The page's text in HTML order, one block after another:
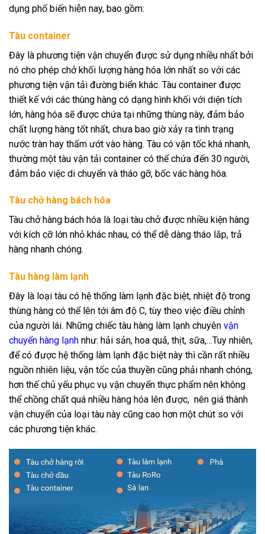
dụng phổ biến hiện nay, bao gồm:
Tàu container
Đây là phương tiện vận chuyển được sử dụng nhiều nhất bởi
nó cho phép chở khối lượng hàng hóa lớn nhất so với các
phương tiện vận tải đường biển khác. Tàu container được
thiết kế với các thùng hàng có dạng hình khối với diện tích
lớn, hàng hóa sẽ được chứa tại những thùng này, đảm bảo
chất lượng hàng tốt nhất, chưa bao giờ xảy ra tình trạng
nước tràn hay thấm ướt vào hàng. Tàu có vận tốc khá nhanh,
thường một tàu vận tải container có thể chứa đến 30 người,
đảm bảo việc di chuyển và tháo gỡ, bốc vác hàng hóa.
Tàu chở hàng bách hóa
Tàu chở hàng bách hóa là loại tàu chở được nhiều kiện hàng
với kích cỡ lớn nhỏ khác nhau, có thể dễ dàng tháo lắp, trả
hàng nhanh chóng.
Tàu hàng làm lạnh
Đây là loại tàu có hệ thống làm lạnh đặc biệt, nhiệt độ trong
thùng hàng có thể lên tới âm độ C, tùy theo việc điều chỉnh
của người lái. Những chiếc tàu hàng làm lạnh chuyên vận
chuyển hàng lạnh như: hải sản, hoa quả, thịt, sữa,…Tuy nhiên,
để có được hệ thống làm lạnh đặc biệt này thì cần rất nhiều
nguồn nhiên liệu, vận tốc của thuyền cũng phải nhanh chóng,
hơn thế chủ yếu phục vụ vận chuyển thực phẩm nên không
thể chồng chất quá nhiều hàng hóa lên được, nên giá thành
vận chuyển của loại tàu này cũng cao hơn một chút so với
các phương tiện khác.